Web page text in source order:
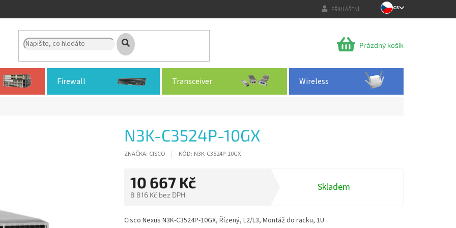
PŘIHLÁŠENÍ CS
NÁKUPNÍ
Prázdný košík
Firewall Transceiver Wireless
N3K-C3524P-10GX
ZNAČKA: CISCO KÓD: N3K-C3524P-10GX
10 667 Kč
8 816 Kč bez DPH
cena:
Skladem
Cisco Nexus N3K-C3524P-10GX, Řízený, L2/L3, Montáž do racku, 1U